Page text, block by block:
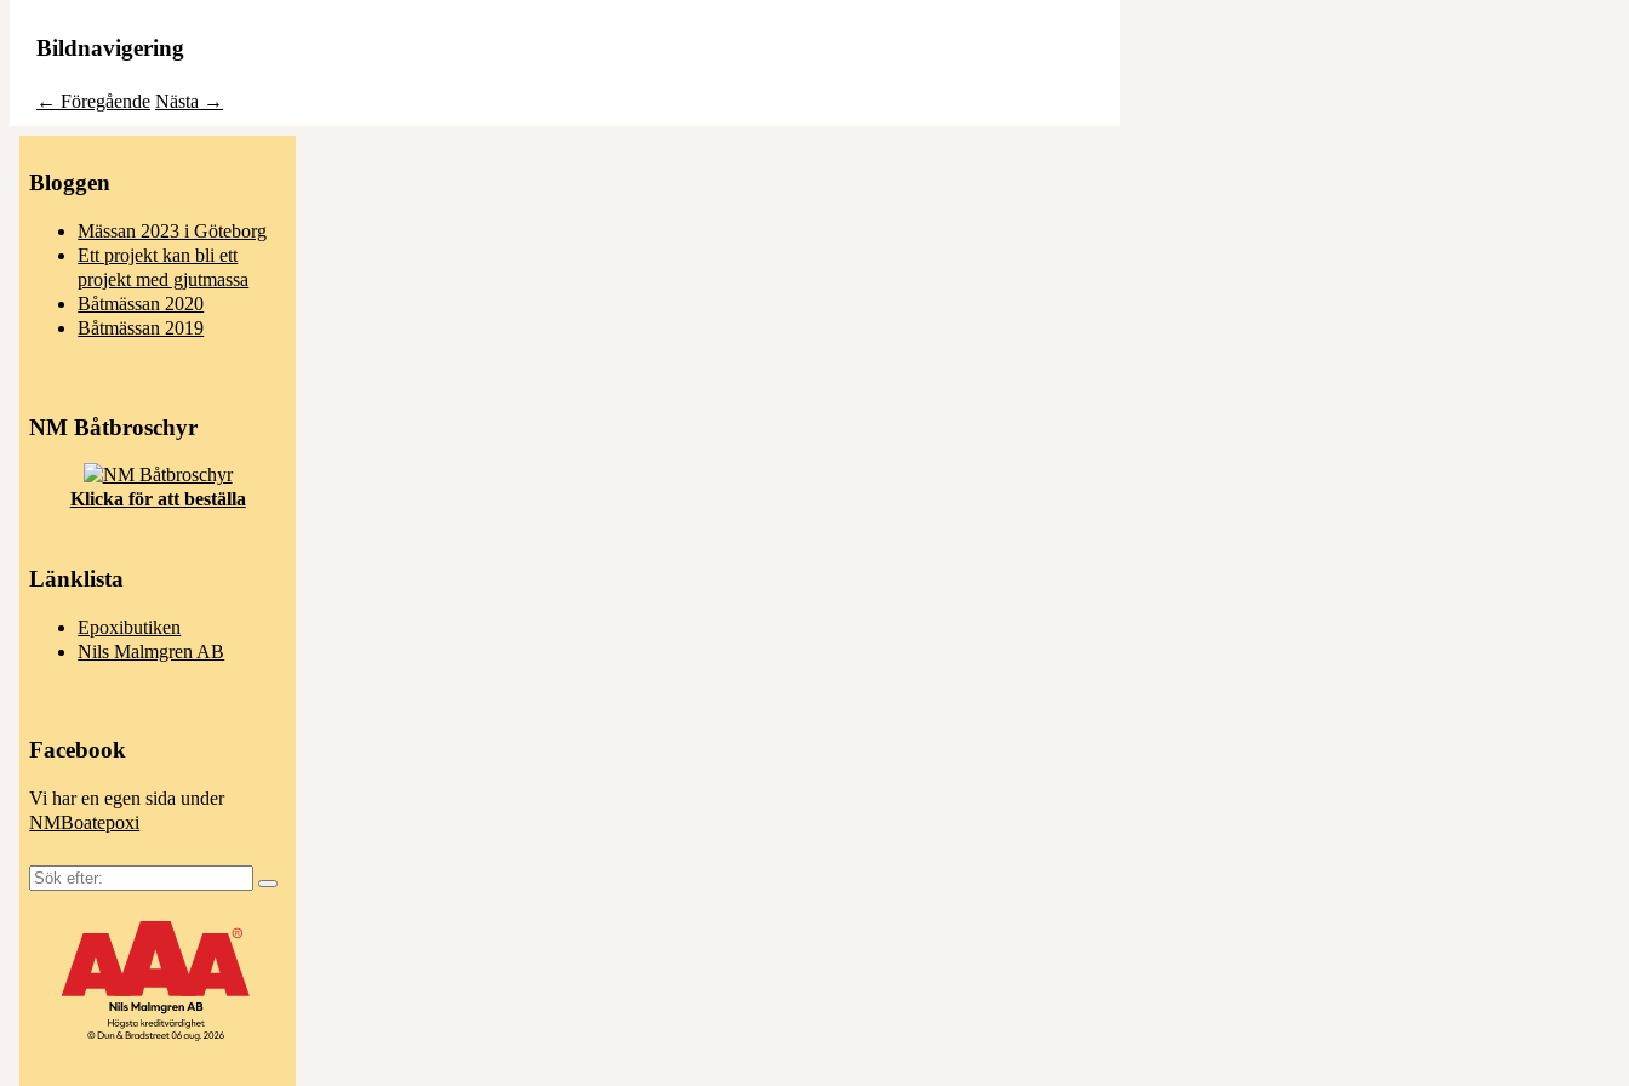
Bildnavigering
← Föregående Nästa →
Bloggen
Mässan 2023 i Göteborg
Ett projekt kan bli ett
projekt med gjutmassa
Båtmässan 2020
Båtmässan 2019
NM Båtbroschyr
Klicka för att beställa
Länklista
Epoxibutiken
Nils Malmgren AB
Facebook
Vi har en egen sida under
NMBoatepoxi
Sök